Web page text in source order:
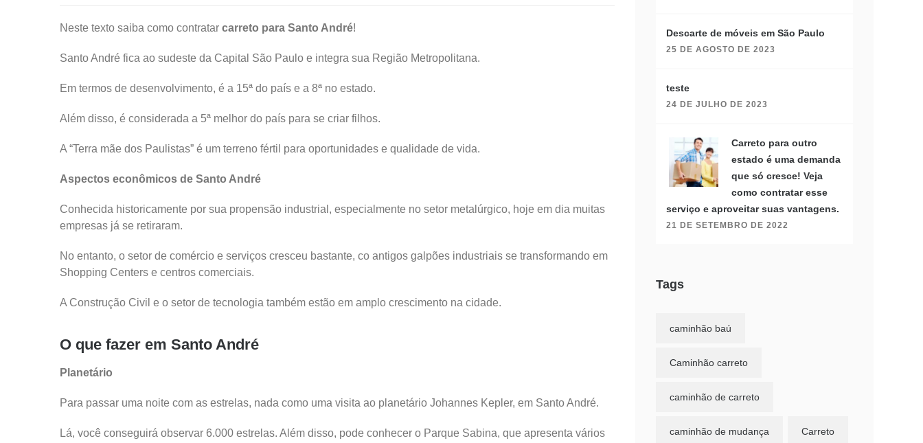
Neste texto saiba como contratar carreto para Santo André!
Santo André fica ao sudeste da Capital São Paulo e integra sua Região Metropolitana.
Em termos de desenvolvimento, é a 15ª do país e a 8ª no estado.
Além disso, é considerada a 5ª melhor do país para se criar filhos.
A “Terra mãe dos Paulistas” é um terreno fértil para oportunidades e qualidade de vida.
Aspectos econômicos de Santo André
Conhecida historicamente por sua propensão industrial, especialmente no setor metalúrgico, hoje em dia muitas
empresas já se retiraram.
No entanto, o setor de comércio e serviços cresceu bastante, co antigos galpões industriais se transformando em
Shopping Centers e centros comerciais.
A Construção Civil e o setor de tecnologia também estão em amplo crescimento na cidade.
O que fazer em Santo André
Planetário
Para passar uma noite com as estrelas, nada como uma visita ao planetário Johannes Kepler, em Santo André.
Lá, você conseguirá observar 6.000 estrelas. Além disso, pode conhecer o Parque Sabina, que apresenta vários
Descarte de móveis em São Paulo
25 DE AGOSTO DE 2023
teste
24 DE JULHO DE 2023
Carreto para outro
estado é uma demanda
que só cresce! Veja
como contratar esse
serviço e aproveitar suas vantagens.
21 DE SETEMBRO DE 2022
Tags
caminhão baú
Caminhão carreto
caminhão de carreto
caminhão de mudança Carreto